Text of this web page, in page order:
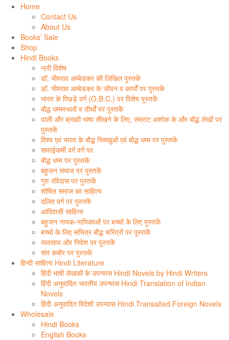
Home
Contact Us
About Us
Books’ Sale
Shop
Hindi Books
नारी विशेष
डॉ. भीमराव अम्बेडकर की लिखित पुस्तकें
डॉ. भीमराव अम्बेडकर के जीवन व कार्यों पर पुस्तकें
भारत के पिछड़े वर्ग (O.B.C.) पर विशेष पुस्तकें
बौद्ध धम्मस्थलों व तीर्थों पर पुस्तकें
पाली और ब्राह्मी भाषा सीखने के लिए, सम्राट अशोक के और बौद्ध लेखों पर
पुस्तकें
विश्व एवं भारत के बौद्ध भिक्खुओं एवं बौद्ध धम्म पर पुस्तकें
सफाईकर्मी वर्ग वर्ग पर
बौद्ध धम्म पर पुस्तकें
बहुजन समाज पर पुस्तकें
गुरु रविदास पर पुस्तकें
शोषित समाज का साहित्य
दलित वर्ग पर पुस्तकें
आदिवासी साहित्य
बहुजन नायक-नायिकाओं पर बच्चों के लिए पुस्तकें
बच्चो के लिए सचित्र बौद्ध चरित्रों पर पुस्तकें
व्यवसाय और निवेश पर पुस्तकें
संत कबीर पर पुस्तकें
हिन्दी साहित्य Hindi Literature
हिंदी भाषी लेखकों के उपन्यास Hindi Novels by Hindi Writers
हिंदी अनुवादित भारतीय उपन्यास Hindi Translation of Indian
Novels
हिंदी अनुवादित विदेशी उपन्यास Hindi Transalted Foreign Novels
Wholesale
Hindi Books
English Books